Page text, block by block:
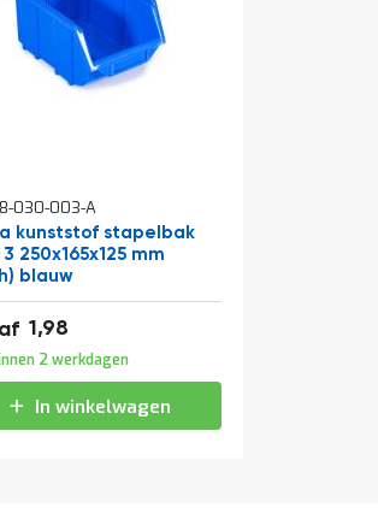
030-003-A
kunststof stapelbak
250x165x125 mm
blauw
1,98
2 werkdagen
In winkelwagen